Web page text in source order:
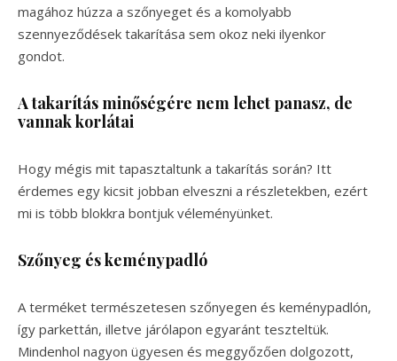
magához húzza a szőnyeget és a komolyabb
szennyeződések takarítása sem okoz neki ilyenkor
gondot.
A takarítás minőségére nem lehet panasz, de
vannak korlátai
Hogy mégis mit tapasztaltunk a takarítás során? Itt
érdemes egy kicsit jobban elveszni a részletekben, ezért
mi is több blokkra bontjuk véleményünket.
Szőnyeg és keménypadló
A terméket természetesen szőnyegen és keménypadlón,
így parkettán, illetve járólapon egyaránt teszteltük.
Mindenhol nagyon ügyesen és meggyőzően dolgozott,